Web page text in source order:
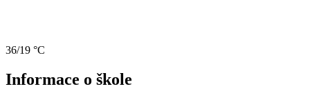
36/19 °C
Informace o škole